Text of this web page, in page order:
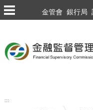
跳到主要內容區塊
金管會 銀行局
:::